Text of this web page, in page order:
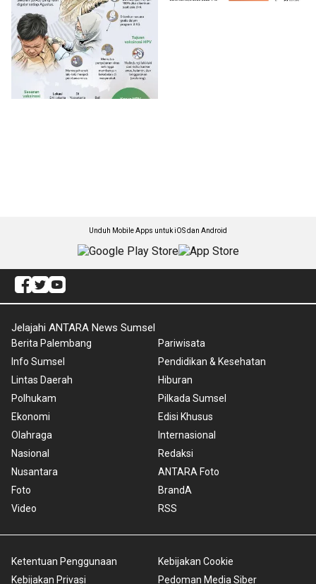
Unduh Mobile Apps untuk iOS dan Android
Jelajahi ANTARA News Sumsel
Berita Palembang
Info Sumsel
Lintas Daerah
Polhukam
Ekonomi
Olahraga
Nasional
Nusantara
Foto
Video
Pariwisata
Pendidikan & Kesehatan
Hiburan
Pilkada Sumsel
Edisi Khusus
Internasional
Redaksi
ANTARA Foto
BrandA
RSS
Ketentuan Penggunaan
Kebijakan Privasi
Kebijakan Cookie
Pedoman Media Siber